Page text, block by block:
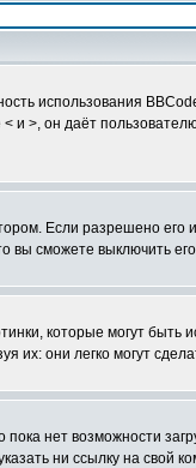
использования
< и >, он даёт
Если разрешено его
вы сможете выключить
которые могут быть
их: они легко могут
нет возможности
ни ссылку на свой